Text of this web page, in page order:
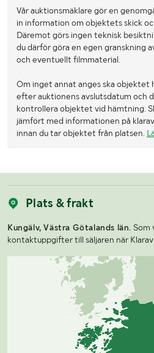
Vår auktionsmäklare gör en
in information om objektets skick
Däremot görs ingen teknisk
du därför göra en egen granskning
och eventuellt filmmaterial.
Om inget annat anges ska objektet
efter auktionens avslutsdatum och
kontrollera objektet vid hämtning.
jämfört med informationen på
innan du tar objektet från platsen.
Plats & frakt
Kungälv, Västra Götalands län. Som
kontaktuppgifter till säljaren när